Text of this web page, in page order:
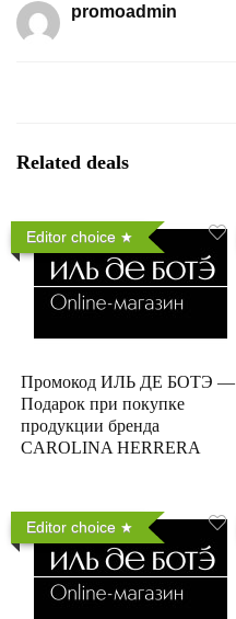
promoadmin
Related deals
Editor choice
Промокод ИЛЬ ДЕ БОТЭ —
Подарок при покупке
продукции бренда
CAROLINA HERRERA
Editor choice